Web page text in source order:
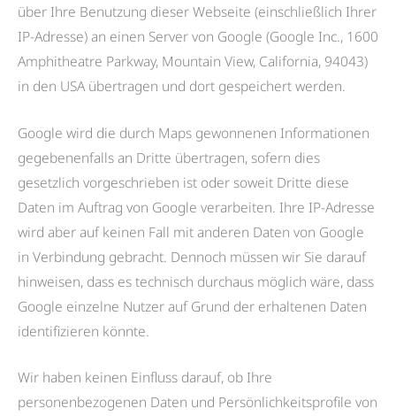
über Ihre Benutzung dieser Webseite (einschließlich Ihrer
IP-Adresse) an einen Server von Google (Google Inc., 1600
Amphitheatre Parkway, Mountain View, California, 94043)
in den USA übertragen und dort gespeichert werden.
Google wird die durch Maps gewonnenen Informationen
gegebenenfalls an Dritte übertragen, sofern dies
gesetzlich vorgeschrieben ist oder soweit Dritte diese
Daten im Auftrag von Google verarbeiten. Ihre IP-Adresse
wird aber auf keinen Fall mit anderen Daten von Google
in Verbindung gebracht. Dennoch müssen wir Sie darauf
hinweisen, dass es technisch durchaus möglich wäre, dass
Google einzelne Nutzer auf Grund der erhaltenen Daten
identifizieren könnte.
Wir haben keinen Einfluss darauf, ob Ihre
personenbezogenen Daten und Persönlichkeitsprofile von